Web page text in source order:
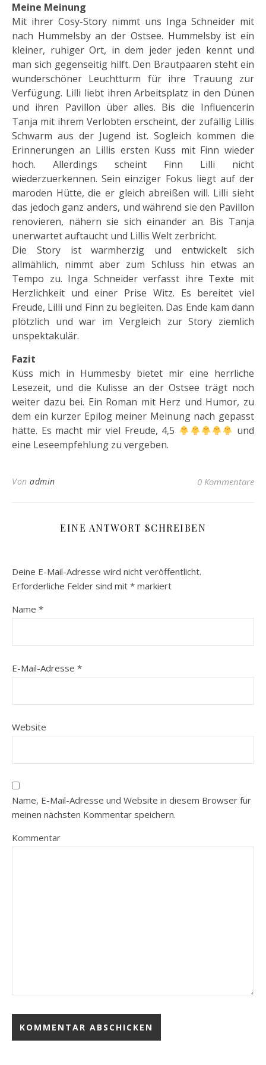
Meine Meinung
Mit ihrer Cosy-Story nimmt uns Inga Schneider mit
nach Hummelsby an der Ostsee. Hummelsby ist ein
kleiner, ruhiger Ort, in dem jeder jeden kennt und
man sich gegenseitig hilft. Den Brautpaaren steht ein
wunderschöner Leuchtturm für ihre Trauung zur
Verfügung. Lilli liebt ihren Arbeitsplatz in den Dünen
und ihren Pavillon über alles. Bis die Influencerin
Tanja mit ihrem Verlobten erscheint, der zufällig Lillis
Schwarm aus der Jugend ist. Sogleich kommen die
Erinnerungen an Lillis ersten Kuss mit Finn wieder
hoch. Allerdings scheint Finn Lilli nicht
wiederzuerkennen. Sein einziger Fokus liegt auf der
maroden Hütte, die er gleich abreißen will. Lilli sieht
das jedoch ganz anders, und während sie den Pavillon
renovieren, nähern sie sich einander an. Bis Tanja
unerwartet auftaucht und Lillis Welt zerbricht.
Die Story ist warmherzig und entwickelt sich
allmählich, nimmt aber zum Schluss hin etwas an
Tempo zu. Inga Schneider verfasst ihre Texte mit
Herzlichkeit und einer Prise Witz. Es bereitet viel
Freude, Lilli und Finn zu begleiten. Das Ende kam dann
plötzlich und war im Vergleich zur Story ziemlich
unspektakulär.
Fazit
Küss mich in Hummesby bietet mir eine herrliche
Lesezeit, und die Kulisse an der Ostsee trägt noch
weiter dazu bei. Ein Roman mit Herz und Humor, zu
dem ein kurzer Epilog meiner Meinung nach gepasst
hätte. Es macht mir viel Freude, 4,5
und
eine Leseempfehlung zu vergeben.
Von admin 0 Kommentare
EINE ANTWORT SCHREIBEN
Deine E-Mail-Adresse wird nicht veröffentlicht.
Erforderliche Felder sind mit * markiert
Name *
E-Mail-Adresse *
Website
Name, E-Mail-Adresse und Website in diesem Browser für
meinen nächsten Kommentar speichern.
Kommentar